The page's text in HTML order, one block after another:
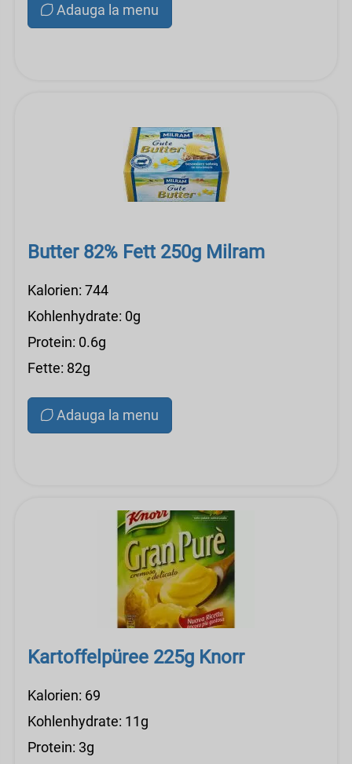
Adauga la menu
Butter 82% Fett 250g Milram
Kalorien: 744
Kohlenhydrate: 0g
Protein: 0.6g
Fette: 82g
Adauga la menu
Kartoffelpüree 225g Knorr
Kalorien: 69
Kohlenhydrate: 11g
Protein: 3g